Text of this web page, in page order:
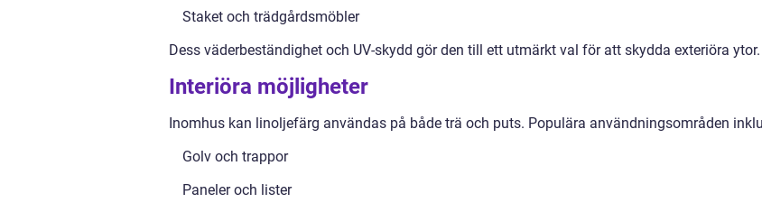
Staket och trädgårdsmöbler
Dess väderbeständighet och UV-skydd gör den till ett utmärkt val för att skydda exteriöra ytor.
Interiöra möjligheter
Inomhus kan linoljefärg användas på både trä och puts. Populära användningsområden
Golv och trappor
Paneler och lister